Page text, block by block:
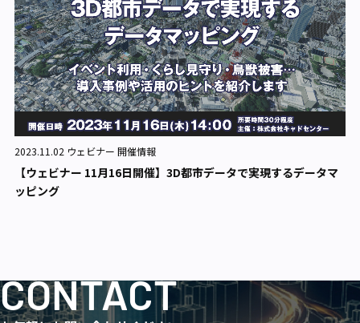
2023.11.02 ウェビナー 開催情報
【ウェビナー 11月16日開催】3D都市データで実現するデータマ
ッピング
CONTACT